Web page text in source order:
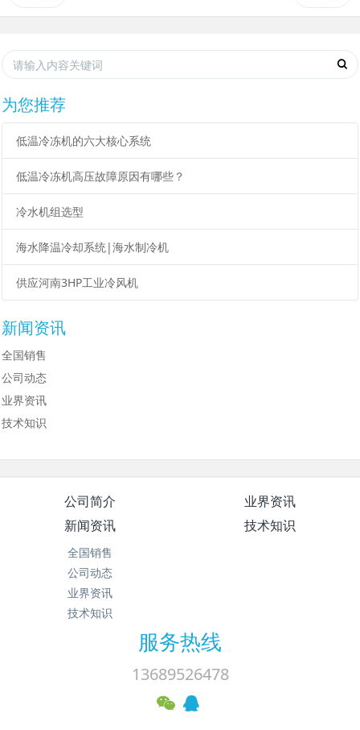
为您推荐
低温冷冻机的六大核心系统
低温冷冻机高压故障原因有哪些？
冷水机组选型
海水降温冷却系统|海水制冷机
供应河南3HP工业冷风机
新闻资讯
全国销售
公司动态
业界资讯
技术知识
公司简介
业界资讯
新闻资讯
全国销售
公司动态
业界资讯
技术知识
技术知识
服务热线
13689526478